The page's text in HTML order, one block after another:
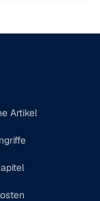
Artikel